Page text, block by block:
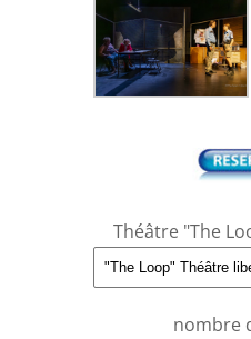
Théâtre "The
nombre